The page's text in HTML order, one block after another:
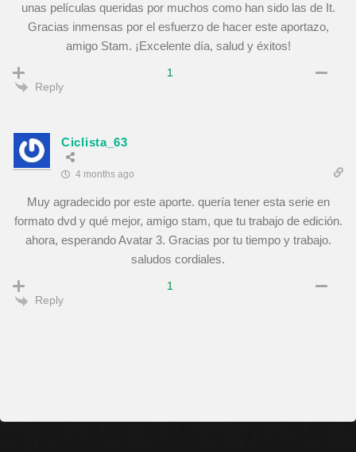
unas películas queridas por muchos como han sido las de It.
Gracias inmensas por el esfuerzo de hacer este aportazo,
amigo Stam. ¡Excelente día, salud y éxitos!
1
Reply
Ciclista_63
4 months ago
Muy agradecido por este aporte. quería tener esta serie en
formato dvd y qué mejor, amigo stam, que tu trabajo de edición.
ahora, esperando Avatar 3. Gracias por tu tiempo y trabajo.
saludos cordiales.
1
Reply